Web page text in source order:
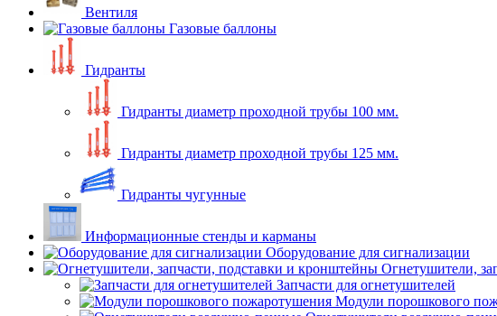
Вентиля
Газовые баллоны
Гидранты
Гидранты диаметр проходной трубы 100 мм.
Гидранты диаметр проходной трубы 125 мм.
Гидранты чугунные
Информационные стенды и карманы
Оборудование для сигнализации
Огнетушители,
Запчасти для огнетушителей
Модули порошкового